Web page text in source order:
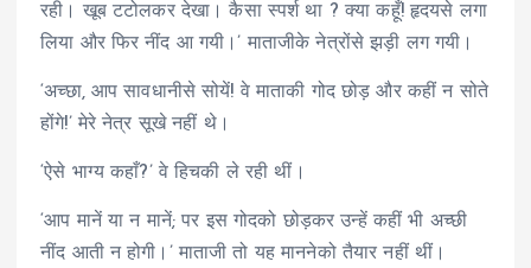
रही। खूब टटोलकर देखा। कैसा स्पर्श था ? क्या कहूँ! हृदयसे लगा
लिया और फिर नींद आ गयी।’ माताजीके नेत्रोंसे झड़ी लग गयी।
‘अच्छा, आप सावधानीसे सोयें! वे माताकी गोद छोड़ और कहीं न सोते
होंगे!’ मेरे नेत्र सूखे नहीं थे।
‘ऐसे भाग्य कहाँ?’ वे हिचकी ले रही थीं।
‘आप मानें या न मानें; पर इस गोदको छोड़कर उन्हें कहीं भी अच्छी
नींद आती न होगी।’ माताजी तो यह माननेको तैयार नहीं थीं।